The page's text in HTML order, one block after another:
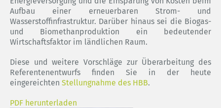
Aufbau einer erneuerbaren Strom- und
Wasserstoffinfrastruktur. Darüber hinaus sei die Biogas-
und Biomethanproduktion ein bedeutender
Wirtschaftsfaktor im ländlichen Raum.
Diese und weitere Vorschläge zur Überarbeitung des
Referentenentwurfs finden Sie in der heute
eingereichten Stellungnahme des HBB.
PDF herunterladen